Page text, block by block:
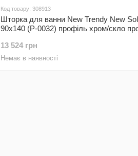
Код товару: 308913
Шторка для ванни New Trendy New
90х140 (P-0032) профіль хром/скло
13 524 грн
Немає в наявності